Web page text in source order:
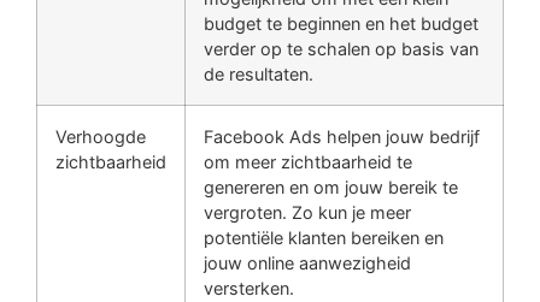
budget te beginnen en het budget
verder op te schalen op basis van
de resultaten.
Verhoogde
zichtbaarheid
Facebook Ads helpen jouw bedrijf
om meer zichtbaarheid te
genereren en om jouw bereik te
vergroten. Zo kun je meer
potentiële klanten bereiken en
jouw online aanwezigheid
versterken.